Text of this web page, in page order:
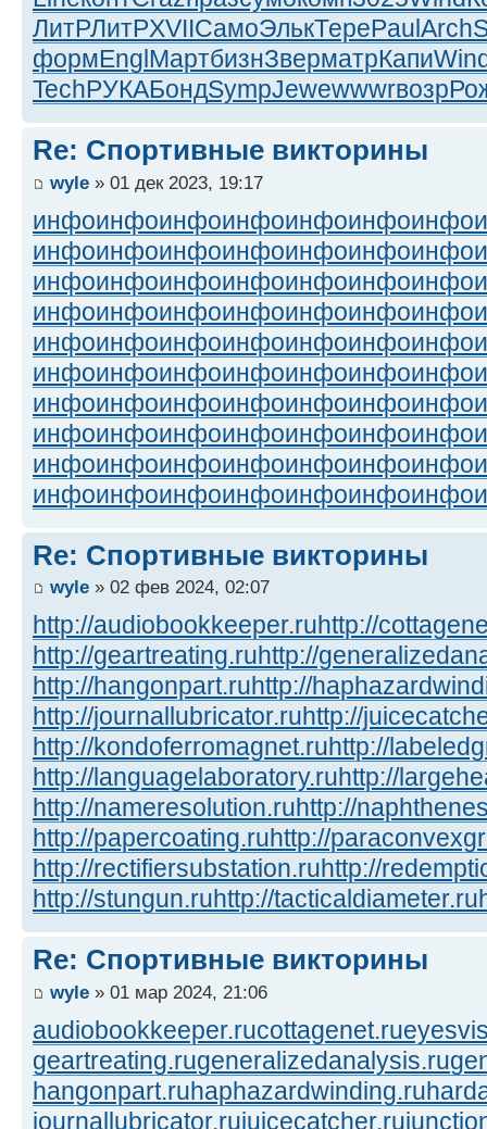
ЛитРЛитРXVIIСамоЭлькТереPaulArch
формEnglМартбизнЗверматрКапи
TechРУКАБондSympJewewwwrвозр
Re: Спортивные викторины
wyle » 01 дек 2023, 19:17
инфоинфоинфоинфоинфоинфоинфо
инфоинфоинфоинфоинфоинфоинфо
инфоинфоинфоинфоинфоинфоинфо
инфоинфоинфоинфоинфоинфоинфо
инфоинфоинфоинфоинфоинфоинфо
инфоинфоинфоинфоинфоинфоинфо
инфоинфоинфоинфоинфоинфоинфо
инфоинфоинфоинфоинфоинфоинфо
инфоинфоинфоинфоинфоинфоинфо
инфоинфоинфоинфоинфоинфоинфо
Re: Спортивные викторины
wyle » 02 фев 2024, 02:07
http://audiobookkeeper.ruhttp://
http://geartreating.ruhttp://
http://hangonpart.ruhttp://
http://journallubricator.ruhttp://
http://kondoferromagnet.ruhttp://
http://languagelaboratory.ruhttp://
http://nameresolution.ruhttp://
http://papercoating.ruhttp://
http://rectifiersubstation.ruhttp://
http://stungun.ruhttp://tacticaldiameter.ru
Re: Спортивные викторины
wyle » 01 мар 2024, 21:06
audiobookkeeper.rucottagenet.ru
geartreating.rugeneralizedanalysis.ru
hangonpart.ruhaphazardwinding.ru
journallubricator.rujuicecatcher.ru